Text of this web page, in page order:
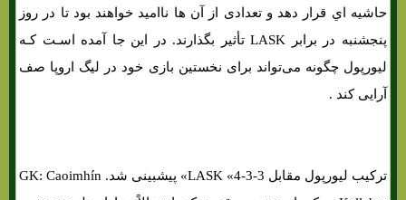
حاشیه اي قرار دهد و تعدادی از آن ها ناامید خواهند بود تا در روز
پنجشنبه در برابر LASK تأثیر بگذارند. در این جا آمده اسـت کـه
لیورپول چگونه می‌تواند برای نخستین بازی خود در لیگ اروپا صف
آرایی کند .
ترکیب لیورپول مقابل LASK «4-3-3» پیشبینی شد. GK: Caoimhín